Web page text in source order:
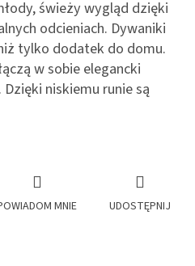
świeży wygląd dzięki
odcieniach. Dywaniki
tylko dodatek do domu.
w sobie elegancki
niskiemu runie są
MNIE UDOSTĘPNIJ